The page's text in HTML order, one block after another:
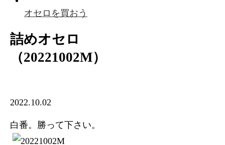
オセロを買おう
詰めオセロ
（20221002M）
2022.10.02
白番。勝って下さい。